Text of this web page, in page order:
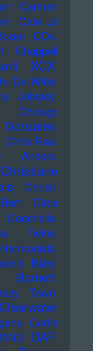
Carmen
Cate Le
CDs
Chappell
XCX
De Witte
Jobatey
Chicago
Chris Rea
Anders
Christiane
Christl
Circa
Coachella
Twins
Baby
Barnett
Town
Curtis
DAF